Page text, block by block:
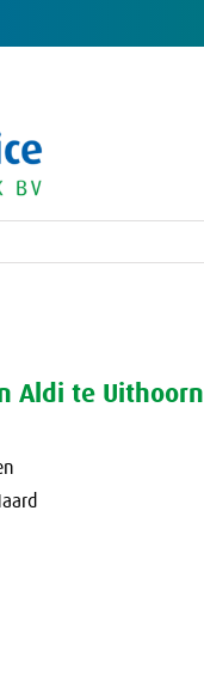
Aldi te Uithoorn